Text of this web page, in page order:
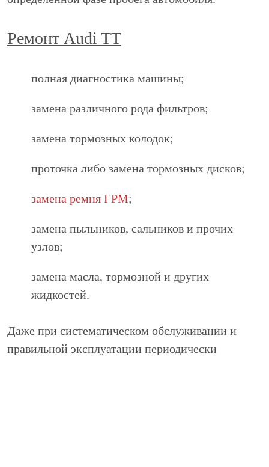
Ремонт Audi TT
полная диагностика машины;
замена различного рода фильтров;
замена тормозных колодок;
проточка либо замена тормозных дисков;
замена ремня ГРМ;
замена пыльников, сальников и прочих
узлов;
замена масла, тормозной и других
жидкостей.
Даже при систематическом обслуживании и
правильной эксплуатации периодически